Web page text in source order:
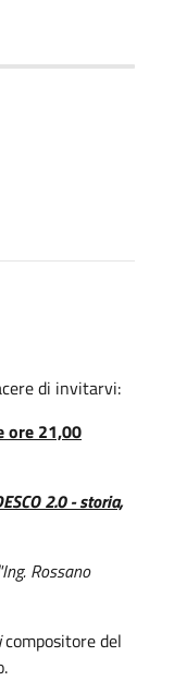
di invitarvi:
ore 21,00
2.0 - storia,
Rossano
compositore del